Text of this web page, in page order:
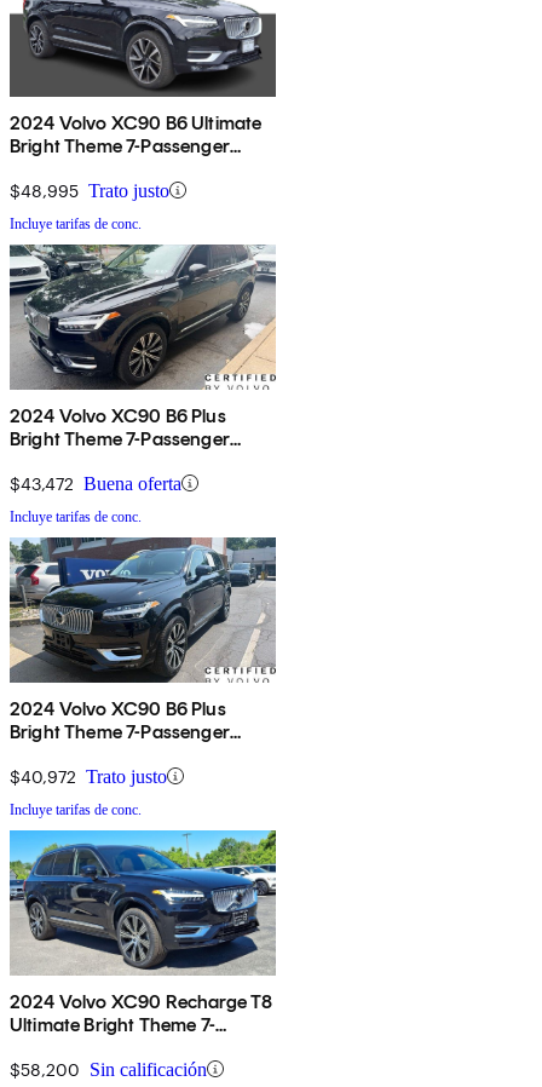
2024 Volvo XC90 B6 Ultimate
Bright Theme 7-Passenger
$48,995 Trato justo
Incluye tarifas de conc.
2024 Volvo XC90 B6 Plus
Bright Theme 7-Passenger
$43,472 Buena oferta
Incluye tarifas de conc.
2024 Volvo XC90 B6 Plus
Bright Theme 7-Passenger
$40,972 Trato justo
Incluye tarifas de conc.
2024 Volvo XC90 Recharge T8
Ultimate Bright Theme 7-
$58,200 Sin calificación